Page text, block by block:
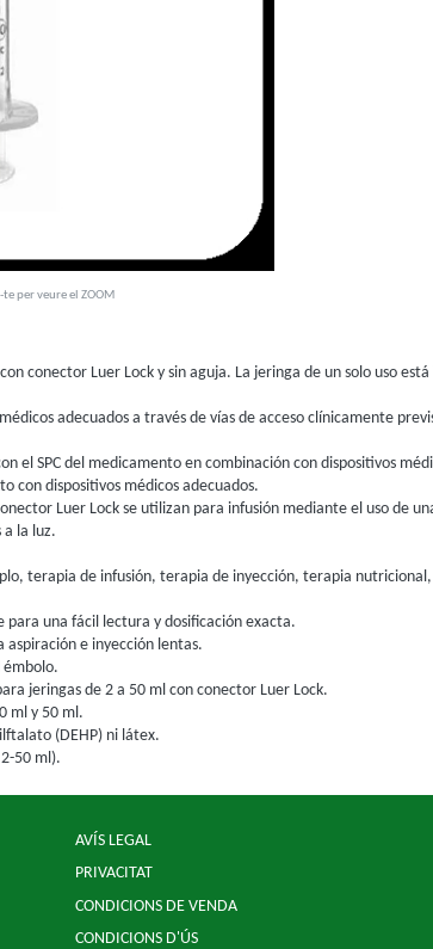
per veure el ZOOM
conector Luer Lock y sin aguja. La jeringa de un solo uso
adecuados a través de vías de acceso clínicamente
el SPC del medicamento en combinación con dispositivos
con dispositivos médicos adecuados.
Luer Lock se utilizan para infusión mediante el uso de
a la luz.
terapia de infusión, terapia de inyección, terapia
una fácil lectura y dosificación exacta.
e inyección lentas.
jeringas de 2 a 50 ml con conector Luer Lock.
ml y 50 ml.
(DEHP) ni látex.
50 ml).
AVÍS LEGAL
PRIVACITAT
CONDICIONS DE VENDA
CONDICIONS D'ÚS